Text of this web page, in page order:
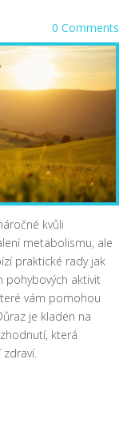
0 Comments
kvůli
metabolismu, ale
praktické rady jak
pohybových aktivit
vám pomohou
je kladen na
která